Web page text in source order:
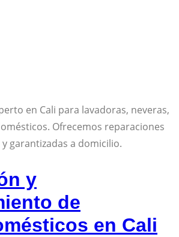
en Cali para lavadoras, neveras,
Ofrecemos reparaciones
garantizadas a domicilio.
y
de
en Cali